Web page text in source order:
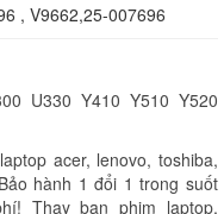
, V9662,25-007696
U330 Y410 Y510 Y520
acer, lenovo, toshiba,
hành 1 đổi 1 trong suốt
Thay ban phim laptop,